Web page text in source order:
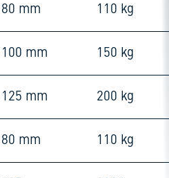
80 mm 110 kg
100 mm 150 kg
125 mm 200 kg
80 mm 110 kg